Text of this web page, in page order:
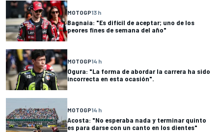
MOTOGP13 h
Bagnaia: "Es difícil de aceptar; uno de los
peores fines de semana del año"
MOTOGP14 h
Ogura: "La forma de abordar la carrera ha sido
incorrecta en esta ocasión".
MOTOGP14 h
Acosta: "No esperaba nada y terminar quinto
es para darse con un canto en los dientes"